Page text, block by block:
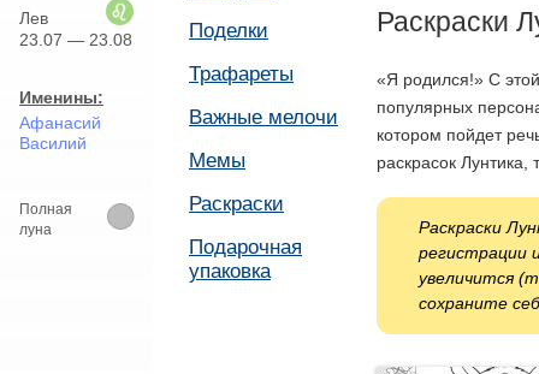
Лев
23.07 — 23.08
Именины:
Афанасий
Василий
Полная
луна
Поделки
Трафареты
Важные мелочи
Мемы
Раскраски
Подарочная
упаковка
Раскраски
«Я родился!» С
популярных
котором пойдет
раскрасок
Раскраски
регистрации
увеличится
сохраните